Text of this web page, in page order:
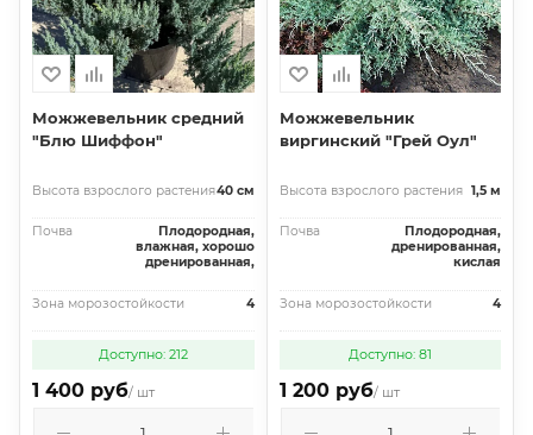
Можжевельник средний
"Блю Шиффон"
Высота взрослого растения40 см
Почва
Плодородная,
влажная, хорошо
дренированная,
Зона морозостойкости 4
Доступно: 212
1 400 руб/ шт
Можжевельник
виргинский "Грей Оул"
Высота взрослого растения 1,5 м
Почва
Плодородная,
дренированная,
кислая
Зона морозостойкости 4
Доступно: 81
1 200 руб/ шт